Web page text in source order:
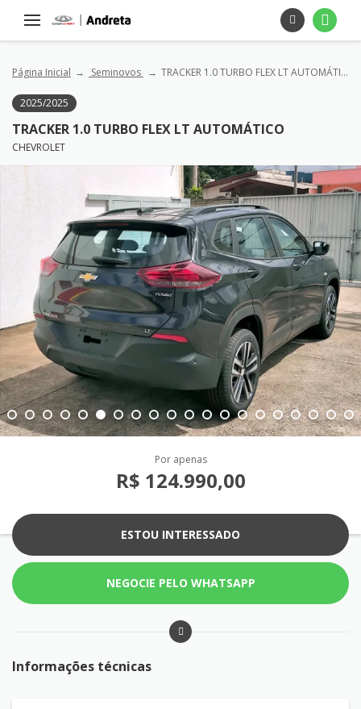
Página Inicial Seminovos TRACKER 1.0 TURBO FLEX LT AUTOMÁTICO
2025/2025
TRACKER 1.0 TURBO FLEX LT AUTOMÁTICO
CHEVROLET
Por apenas
R$ 124.990,00
ESTOU INTERESSADO
NEGOCIE PELO WHATSAPP
Informações técnicas